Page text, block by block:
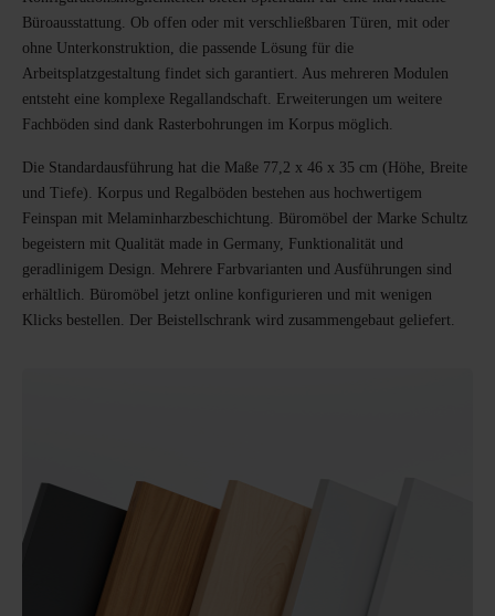
Büroausstattung. Ob offen oder mit verschließbaren Türen, mit oder
ohne Unterkonstruktion, die passende Lösung für die
Arbeitsplatzgestaltung findet sich garantiert. Aus mehreren Modulen
entsteht eine komplexe Regallandschaft. Erweiterungen um weitere
Fachböden sind dank Rasterbohrungen im Korpus möglich.
Die Standardausführung hat die Maße 77,2 x 46 x 35 cm (Höhe, Breite
und Tiefe). Korpus und Regalböden bestehen aus hochwertigem
Feinspan mit Melaminharzbeschichtung. Büromöbel der Marke Schultz
begeistern mit Qualität made in Germany, Funktionalität und
geradlinigem Design. Mehrere Farbvarianten und Ausführungen sind
erhältlich. Büromöbel jetzt online konfigurieren und mit wenigen
Klicks bestellen. Der Beistellschrank wird zusammengebaut geliefert.